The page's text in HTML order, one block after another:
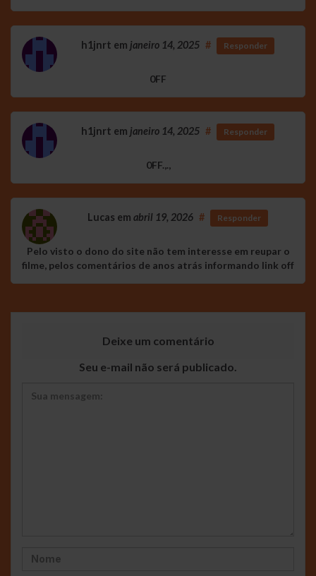
h1jnrt em janeiro 14, 2025 # Responder
0FF
h1jnrt em janeiro 14, 2025 # Responder
0FF.,.,
Lucas em abril 19, 2026 # Responder
Pelo visto o dono do site não tem interesse em reupar o
filme, pelos comentários de anos atrás informando link off
Deixe um comentário
Seu e-mail não será publicado.